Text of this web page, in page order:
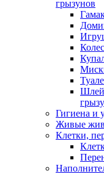
грызунов
Гигиена и
Живые
Клетки,